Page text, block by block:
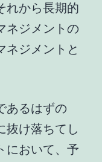
れから長期的
ネジメントの
ネジメントと
あるはずの
抜け落ちてし
において、予